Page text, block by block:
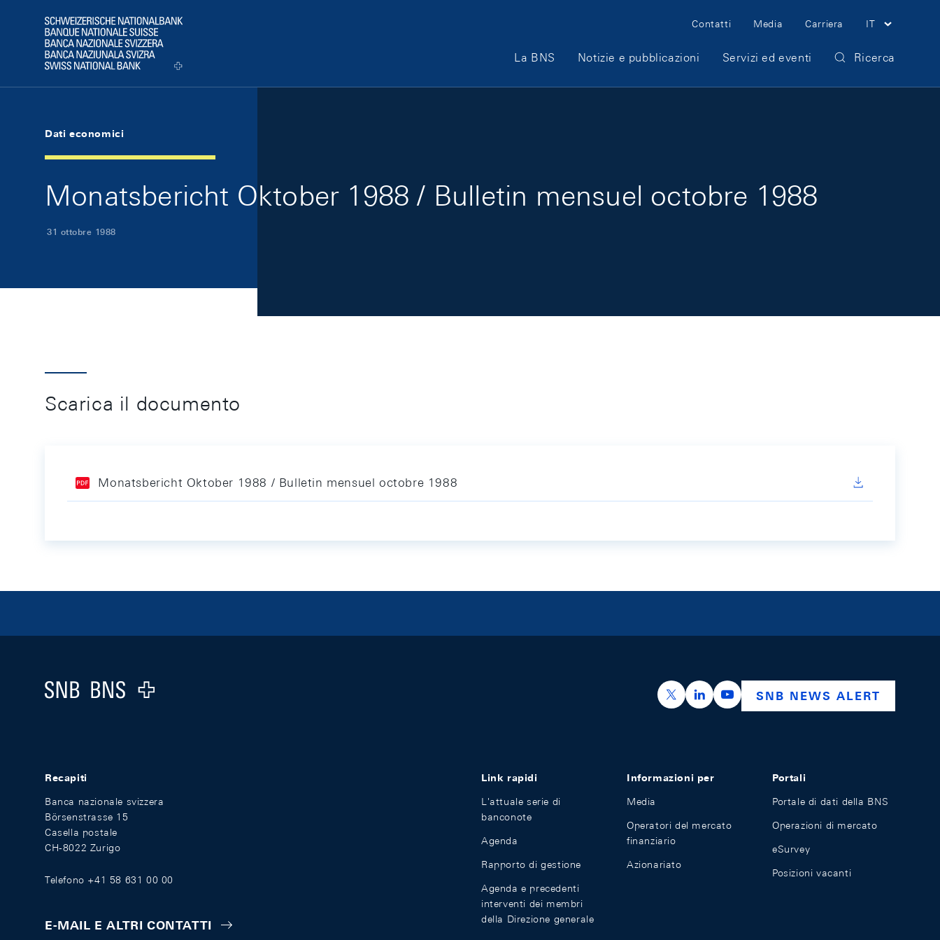
Logo
Meta Navigation
Contatti Media Carriera IT
Main Navigation
La BNS Notizie e pubblicazioni Servizi ed eventi Ricerca
Dati economici
Monatsbericht Oktober 1988 / Bulletin mensuel octobre 1988
31 ottobre 1988
Scarica il documento
Monatsbericht Oktober 1988 / Bulletin mensuel octobre 1988
Logo
https://x.com/snb_bns
https://ch.linkedin.com/company/swiss-
https://www.youtube.com/
SNB NEWS ALERT
Recapiti
Banca nazionale svizzera
Börsenstrasse 15
Casella postale
CH-8022 Zurigo
Telefono +41 58 631 00 00
E-MAIL E ALTRI CONTATTI
Link rapidi
L'attuale serie di
banconote
Agenda
Rapporto di gestione
Agenda e precedenti
interventi dei membri
della Direzione generale
Informazioni per
Media
Operatori del mercato
finanziario
Azionariato
Portali
Portale di dati della BNS
Operazioni di mercato
eSurvey
Posizioni vacanti